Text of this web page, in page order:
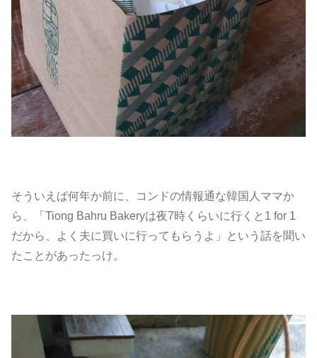
そういえば何年か前に、コンドの情報通な韓国人ママか
ら、「Tiong Bahru Bakeryは夜7時くらいに行くと1 for 1
だから、よく夫に買いに行ってもらうよ」という話を聞い
たことがあったっけ。